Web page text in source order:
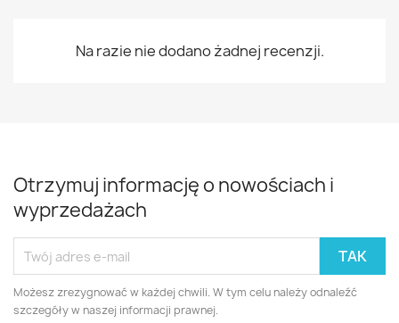
Na razie nie dodano żadnej recenzji.
Otrzymuj informację o nowościach i
wyprzedażach
Możesz zrezygnować w każdej chwili. W tym celu należy odnaleźć
szczegóły w naszej informacji prawnej.